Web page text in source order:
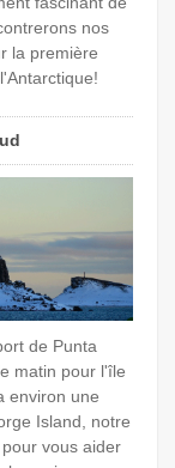
nos
la première
de Punta
matin pour l'île
environ une
Island, notre
vous aider